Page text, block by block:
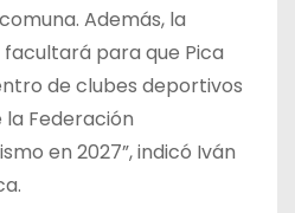
Además, la
para que Pica
de clubes deportivos
Federación
en 2027”, indicó Iván